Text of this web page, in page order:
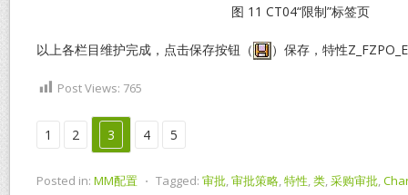
图 11 CT04“限制”标签页
以上各栏目维护完成，点击保存按钮（ ）保存，特性
Post Views: 765
1 2 3 4 5
Posted in: MM配置 ⋅ Tagged: 审批,审批策略,特性,类,采购审批,